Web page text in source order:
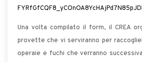
Una volta compilato il form, il CREA
provette che vi serviranno per
operaie e fuchi che verranno